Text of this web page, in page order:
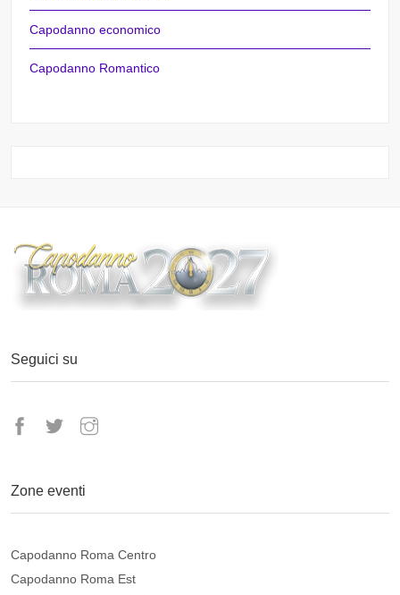
Capodanno economico
Capodanno Romantico
Seguici su
Zone eventi
Capodanno Roma Centro
Capodanno Roma Est